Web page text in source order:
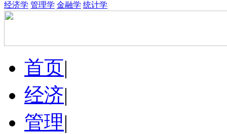
经济学 管理学 金融学 统计学
首页|
经济|
管理|